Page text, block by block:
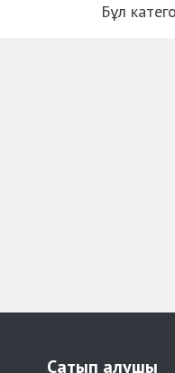
Бұл
Сатып алушы